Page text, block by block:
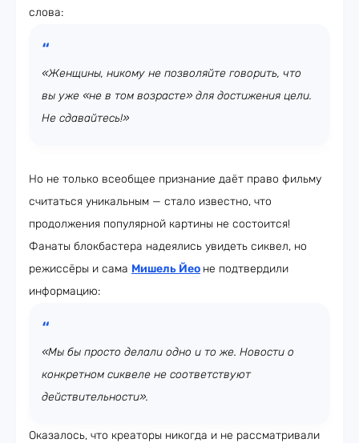
слова:
«Женщины, никому не позволяйте говорить, что
вы уже «не в том возрасте» для достижения цели.
Не сдавайтесь!»
Но не только всеобщее признание даёт право фильму
считаться уникальным — стало известно, что
продолжения популярной картины не состоится!
Фанаты блокбастера надеялись увидеть сиквел, но
режиссёры и сама Мишель Йео не подтвердили
информацию:
«Мы бы просто делали одно и то же. Новости о
конкретном сиквеле не соответствуют
действительности».
Оказалось, что креаторы никогда и не рассматривали